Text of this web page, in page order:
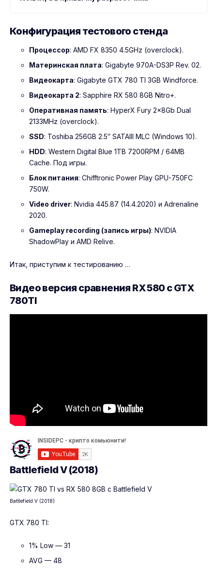
Конфигурация тестового стенда
Процессор: AMD FX 8350 4.5GHz (overclock).
Материнская плата: Gigabyte 970A-DS3P Rev. 02.
Видеокарта: Gigabyte GTX 780 TI 3GB Windforce.
Видеокарта 2: Sapphire RX 580 8GB Nitro+.
Оперативная память: HyperX Fury 2x8Gb Dual
2133MHz (overclock).
SSD: Toshiba 256GB 2.5″ SATAIII MLC (Windows 10).
HDD: Western Digital Blue 1TB 7200RPM / 64MB
Cache. Под игры.
Блок питания: Chifftronic Power Play GPU-750FC
750W.
Video driver: Nvidia 445.87 (14.4.2020) и Adrenaline
2020.
Gameplay recording (запись игры): NVIDIA
ShadowPlay и AMD Relive.
Итак, приступим к тестированию …
Видео версия сравнения RX 580 с GTX
780TI
Battlefield V (2018)
Battlefield V (2018)
GTX 780 TI:
1% Low — 31
AVG — 48